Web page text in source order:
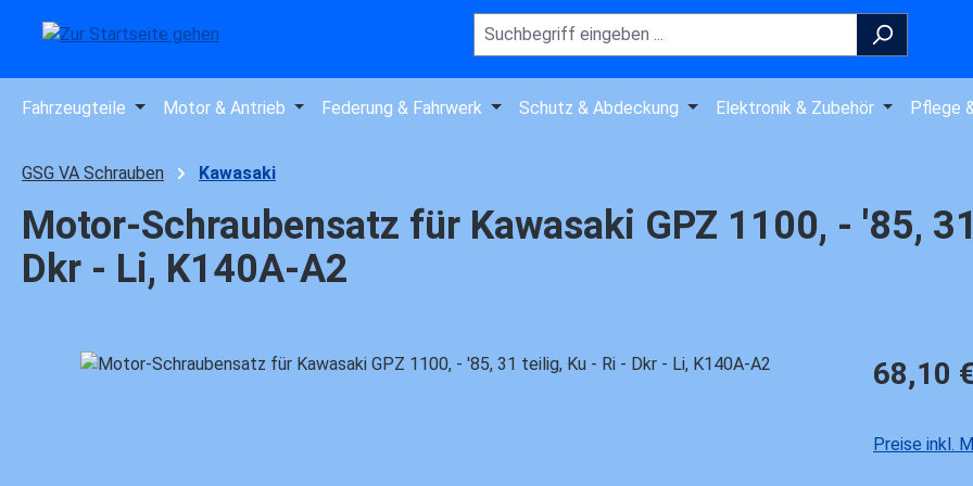
Hauptinhalt springen
Zur Suche springen
Zur Hauptnavigation springen
Fahrzeugteile Motor & Antrieb Federung & Fahrwerk Schutz & Abdeckung Elektronik & Zubehör Pflege
GSG VA Schrauben Kawasaki
Motor-Schraubensatz für Kawasaki GPZ 1100, - '85,
Dkr - Li, K140A-A2
Bildergalerie überspringen Regulärer
68,10
Preise inkl.